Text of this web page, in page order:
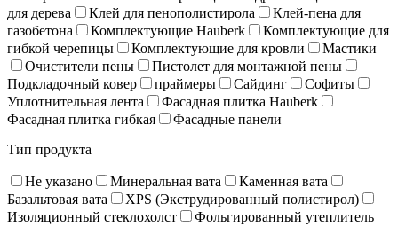
для дерева
Клей для пенополистирола
Клей-пена для
газобетона
Комплектующие Hauberk
Комплектующие для
гибкой черепицы
Комплектующие для кровли
Мастики
Очистители пены
Пистолет для монтажной пены
Подкладочный ковер
праймеры Сайдинг
Софиты
Уплотнительная лента
Фасадная плитка Hauberk
Фасадная плитка гибкая
Фасадные панели
Тип продукта
Не указано Минеральная вата
Каменная вата
Базальтовая вата
XPS (Экструдированный полистирол)
Изоляционный стеклохолст
Фольгированный утеплитель